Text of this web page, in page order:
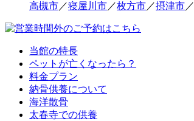
高槻市／寝屋川市／枚方市／摂津市／
当館の特長
ペットが亡くなったら？
料金プラン
納骨供養について
海洋散骨
太春寺での供養